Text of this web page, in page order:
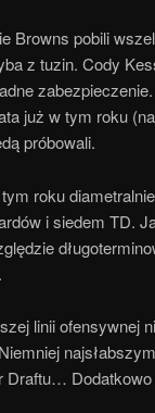
Browns pobili
z tuzin. Cody
już w tym roku
próbowali.
roku
i siedem TD.
linii ofensywnej
Draftu…